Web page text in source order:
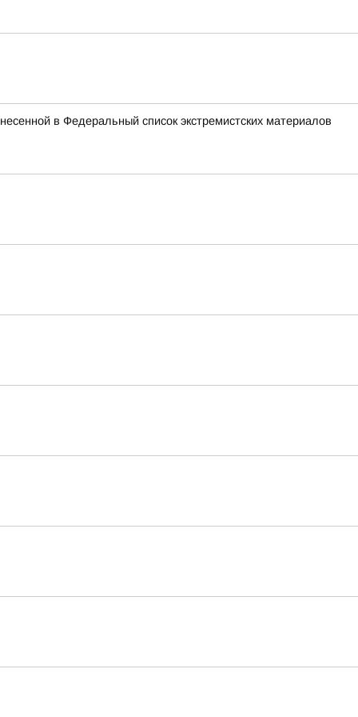
в Федеральный список экстремистских материалов